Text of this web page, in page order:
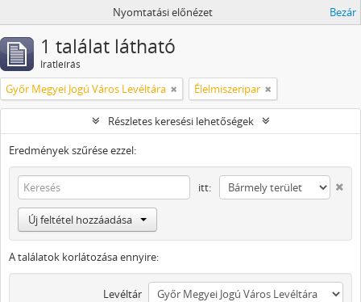
Nyomtatási előnézet Bezár
1 találat látható
Iratleírás
Győr Megyei Jogú Város Levéltára Élelmiszeripar
Részletes keresési lehetőségek
Eredmények szűrése ezzel:
itt:
Új feltétel hozzáadása
A találatok korlátozása ennyire:
Levéltár